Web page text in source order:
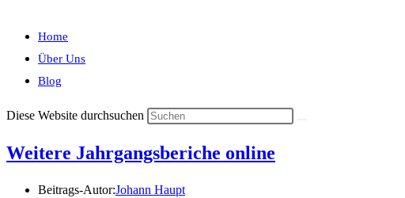
Home
Über Uns
Blog
Diese Website durchsuchen
Weitere Jahrgangsberiche online
Beitrags-Autor:Johann Haupt